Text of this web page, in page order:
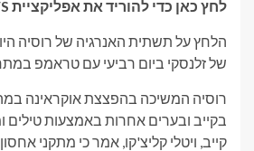
לחץ כאן כדי להוריד את אפליקציית FOX NEWS
הלחץ על תשתית האנרגיה של רוסיה
של זלנסקי ביום רביעי עם טראמפ
רוסיה המשיכה בהפצצת אוקראינה
בקייב ובערים אחרות באמצעות טילים
קייב, ויטלי קליצ'קו, אמר כי מתקני